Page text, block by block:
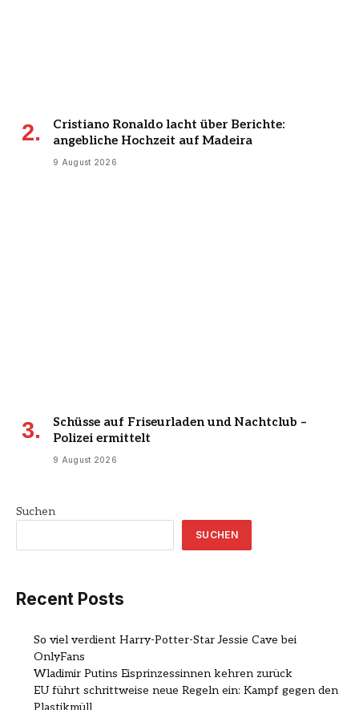
Cristiano Ronaldo lacht über Berichte:
angebliche Hochzeit auf Madeira
9 August 2026
Schüsse auf Friseurladen und Nachtclub –
Polizei ermittelt
9 August 2026
Suchen
SUCHEN
Recent Posts
So viel verdient Harry-Potter-Star Jessie Cave bei
OnlyFans
Wladimir Putins Eisprinzessinnen kehren zurück
EU führt schrittweise neue Regeln ein: Kampf gegen den